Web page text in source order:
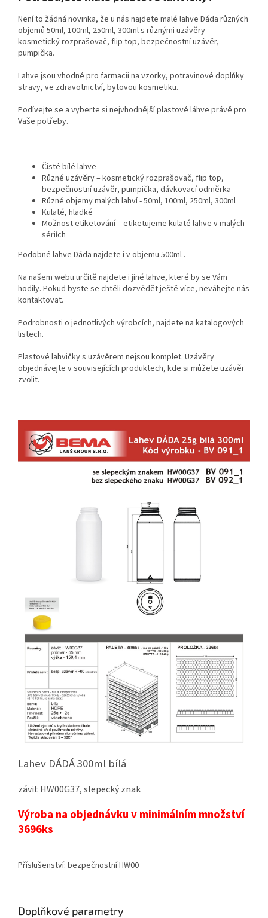
Není to žádná novinka, že u nás najdete malé lahve Dáda různých
objemů 50ml, 100ml, 250ml, 300ml s různými uzávěry –
kosmetický rozprašovač, flip top, bezpečnostní uzávěr,
pumpička.
Lahve jsou vhodné pro farmacii na vzorky, potravinové doplňky
stravy, ve zdravotnictví, bytovou kosmetiku.
Podívejte se a vyberte si nejvhodnější plastové láhve právě pro
Vaše potřeby.
Čisté bílé lahve
Různé uzávěry – kosmetický rozprašovač, flip top,
bezpečnostní uzávěr, pumpička, dávkovací odměrka
Různé objemy malých lahví - 50ml, 100ml, 250ml, 300ml
Kulaté, hladké
Možnost etiketování – etiketujeme kulaté lahve v malých
sériích
Podobné lahve Dáda najdete i v objemu 500ml .
Na našem webu určitě najdete i jiné lahve, které by se Vám
hodily. Pokud byste se chtěli dozvědět ještě více, neváhejte nás
kontaktovat.
Podrobnosti o jednotlivých výrobcích, najdete na katalogových
listech.
Plastové lahvičky s uzávěrem nejsou komplet. Uzávěry
objednávejte v souvisejících produktech, kde si můžete uzávěr
zvolit.
Lahev DÁDÁ 300ml bílá
závit HW00G37, slepecký znak
Výroba na objednávku v minimálním množství
3696ks
Příslušenství: bezpečnostní HW00
Doplňkové parametry